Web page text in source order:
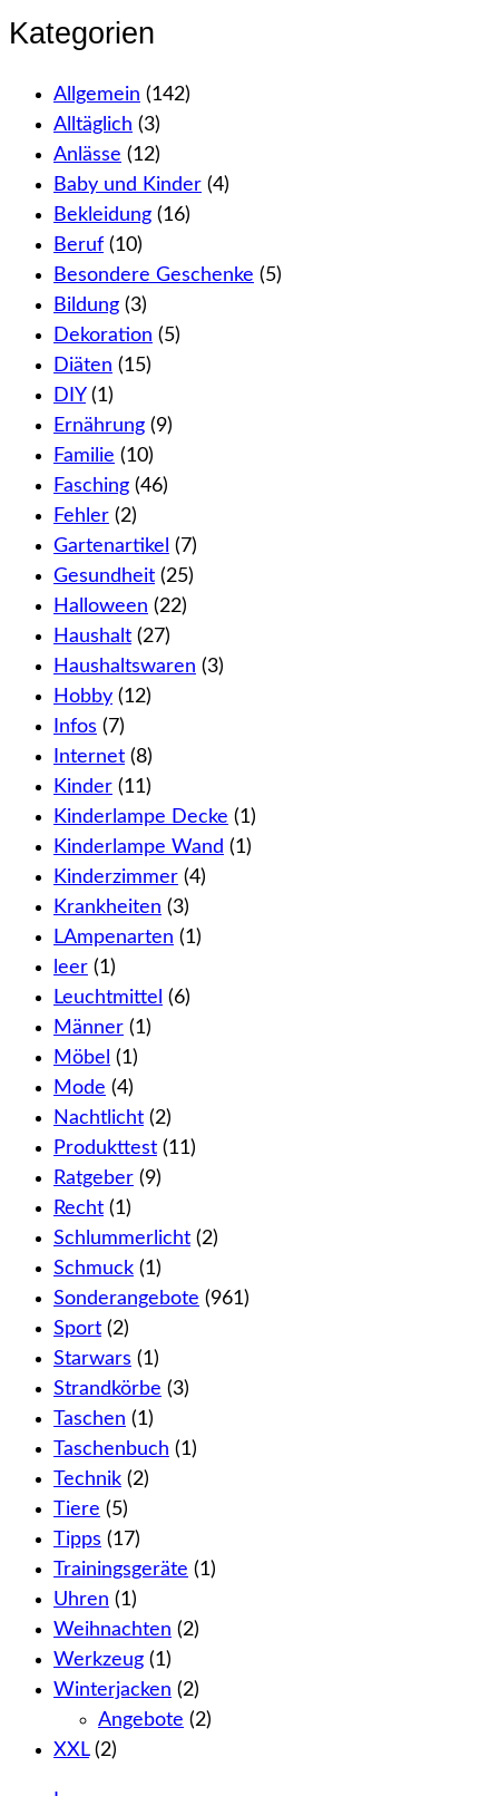
Kategorien
Allgemein (142)
Alltäglich (3)
Anlässe (12)
Baby und Kinder (4)
Bekleidung (16)
Beruf (10)
Besondere Geschenke (5)
Bildung (3)
Dekoration (5)
Diäten (15)
DIY (1)
Ernährung (9)
Familie (10)
Fasching (46)
Fehler (2)
Gartenartikel (7)
Gesundheit (25)
Halloween (22)
Haushalt (27)
Haushaltswaren (3)
Hobby (12)
Infos (7)
Internet (8)
Kinder (11)
Kinderlampe Decke (1)
Kinderlampe Wand (1)
Kinderzimmer (4)
Krankheiten (3)
LAmpenarten (1)
leer (1)
Leuchtmittel (6)
Männer (1)
Möbel (1)
Mode (4)
Nachtlicht (2)
Produkttest (11)
Ratgeber (9)
Recht (1)
Schlummerlicht (2)
Schmuck (1)
Sonderangebote (961)
Sport (2)
Starwars (1)
Strandkörbe (3)
Taschen (1)
Taschenbuch (1)
Technik (2)
Tiere (5)
Tipps (17)
Trainingsgeräte (1)
Uhren (1)
Weihnachten (2)
Werkzeug (1)
Winterjacken (2)
Angebote (2)
XXL(2)